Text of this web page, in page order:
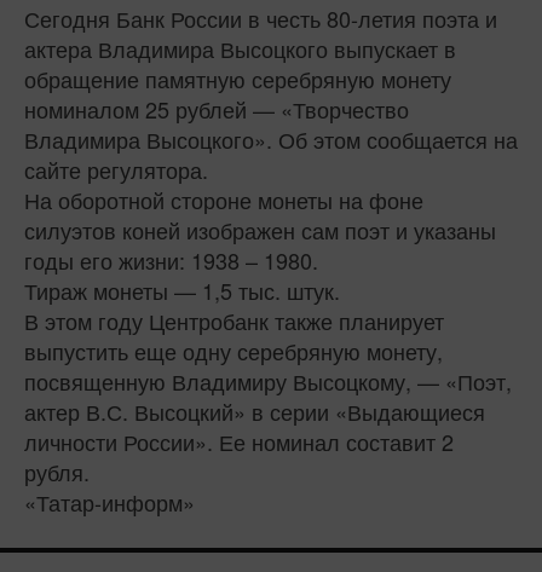
Сегодня Банк России в честь 80-летия поэта и
актера Владимира Высоцкого выпускает в
обращение памятную серебряную монету
номиналом 25 рублей — «Творчество
Владимира Высоцкого». Об этом сообщается на
сайте регулятора.
На оборотной стороне монеты на фоне
силуэтов коней изображен сам поэт и указаны
годы его жизни: 1938 – 1980.
Тираж монеты — 1,5 тыс. штук.
В этом году Центробанк также планирует
выпустить еще одну серебряную монету,
посвященную Владимиру Высоцкому, — «Поэт,
актер В.С. Высоцкий» в серии «Выдающиеся
личности России». Ее номинал составит 2
рубля.
«Татар-информ»